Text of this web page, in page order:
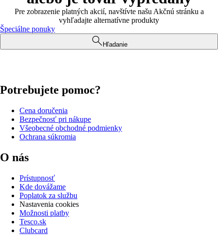
Pre zobrazenie platných akcií, navštívte našu Akčnú stránku a
vyhľadajte alternatívne produkty
Špeciálne ponuky
Hľadanie
Potrebujete pomoc?
Cena doručenia
Bezpečnosť pri nákupe
Všeobecné obchodné podmienky
Ochrana súkromia
O nás
Prístupnosť
Kde dovážame
Poplatok za službu
Nastavenia cookies
Možnosti platby
Tesco.sk
Clubcard